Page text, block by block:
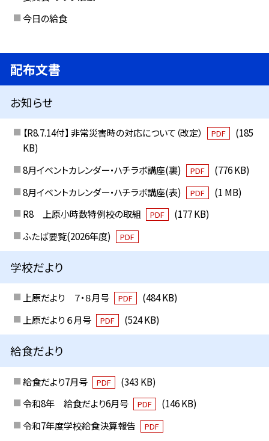
今日の給食
配布文書
お知らせ
【R8.7.14付】 非常災害時の対応について（改定） PDF
(185
KB)
8月イベントカレンダー・ハチラボ講座(裏)
PDF
(776 KB)
8月イベントカレンダー・ハチラボ講座(表)
PDF
(1 MB)
R8 上原小時数特例校の取組
PDF
(177 KB)
ふたば要覧(2026年度)
PDF
学校だより
上原だより ７・８月号 PDF
(484 KB)
上原だより ６月号
PDF (524 KB)
給食だより
給食だより7月号 PDF
(343 KB)
令和8年 給食だより6月号
PDF
(146 KB)
令和7年度学校給食決算報告
PDF